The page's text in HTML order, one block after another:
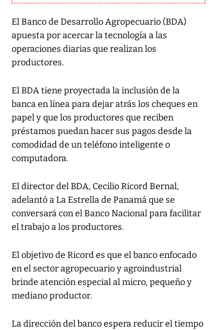
El Banco de Desarrollo Agropecuario (BDA)
apuesta por acercar la tecnología a las
operaciones diarias que realizan los
productores.
El BDA tiene proyectada la inclusión de la
banca en línea para dejar atrás los cheques en
papel y que los productores que reciben
préstamos puedan hacer sus pagos desde la
comodidad de un teléfono inteligente o
computadora.
El director del BDA, Cecilio Ricord Bernal,
adelantó aLa Estrella de Panamáque se
conversará con el Banco Nacional para facilitar
el trabajo a los productores.
El objetivo de Ricord es que el banco enfocado
en el sector agropecuario y agroindustrial
brinde atención especial al micro, pequeño y
mediano productor.
La dirección del banco espera reducir el tiempo